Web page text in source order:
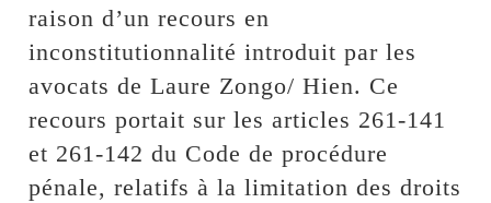
raison d’un recours en
inconstitutionnalité introduit par les
avocats de Laure Zongo/ Hien. Ce
recours portait sur les articles 261-141
et 261-142 du Code de procédure
pénale, relatifs à la limitation des droits